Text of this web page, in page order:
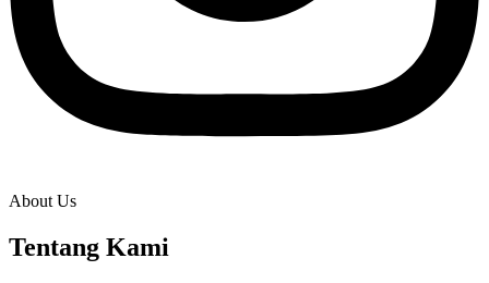
About Us
Tentang Kami